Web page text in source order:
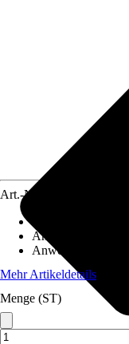
Art.-Nr.
Anwendung
Anwendungsbereich
Mehr Artikeldetails
Menge (ST)